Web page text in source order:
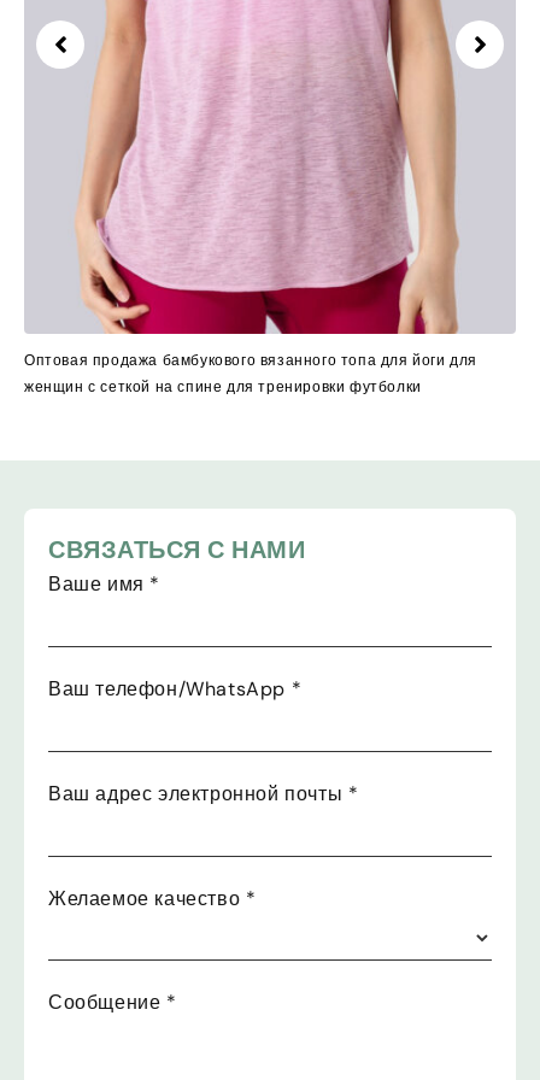
Оптовая продажа бамбукового вязанного топа для йоги для
женщин с сеткой на спине для тренировки футболки
СВЯЗАТЬСЯ С НАМИ
Ваше имя *
Ваш телефон/WhatsApp *
Ваш адрес электронной почты *
Желаемое качество *
Сообщение *